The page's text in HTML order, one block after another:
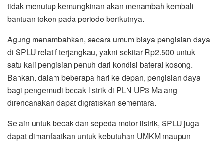
tidak menutup kemungkinan akan menambah kembali
bantuan token pada periode berikutnya.
Agung menambahkan, secara umum biaya pengisian daya
di SPLU relatif terjangkau, yakni sekitar Rp2.500 untuk
satu kali pengisian penuh dari kondisi baterai kosong.
Bahkan, dalam beberapa hari ke depan, pengisian daya
bagi pengemudi becak listrik di PLN UP3 Malang
direncanakan dapat digratiskan sementara.
Selain untuk becak dan sepeda motor listrik, SPLU juga
dapat dimanfaatkan untuk kebutuhan UMKM maupun